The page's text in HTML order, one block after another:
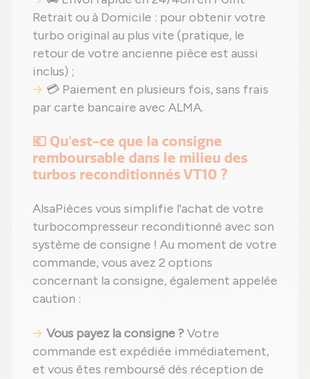
Retrait ou à Domicile : pour obtenir votre
turbo original au plus vite (pratique, le
retour de votre ancienne pièce est aussi
inclus) ;
💳 Paiement en plusieurs fois, sans frais
par carte bancaire avec ALMA.
💶 Qu'est-ce que la consigne
remboursable dans le milieu des
turbos reconditionnés VT10 ?
AlsaPièces vous simplifie l'achat de votre
turbocompresseur reconditionné avec son
système de consigne ! Au moment de votre
commande, vous avez 2 options
concernant la consigne, également appelée
caution :
Vous payez la consigne ?Votre
commande est expédiée immédiatement,
et vous êtes remboursé dès réception de